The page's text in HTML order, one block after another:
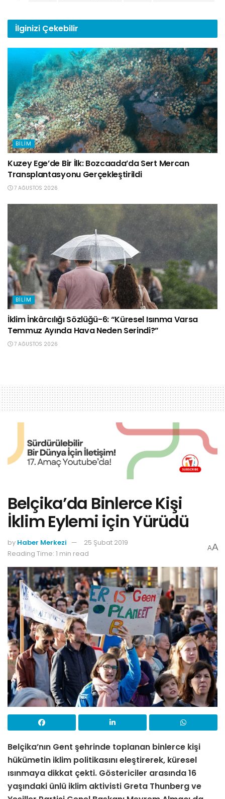
İlginizi Çekebilir
BILIM
Kuzey Ege’de Bir İlk: Bozcaada’da Sert Mercan
Transplantasyonu Gerçekleştirildi
7 AĞUSTOS 2026
BILIM
İklim İnkârcılığı Sözlüğü-6: “Küresel Isınma Varsa
Temmuz Ayında Hava Neden Serindi?”
7 AĞUSTOS 2026
Belçika’da Binlerce Kişi
İklim Eylemi için Yürüdü
by Haber Merkezi
25 Şubat 2019
Reading Time: 1 min read
AA
Belçika’nın Gent şehrinde toplanan binlerce kişi
hükümetin iklim politikasını eleştirerek, küresel
ısınmaya dikkat çekti. Göstericiler arasında 16
yaşındaki ünlü iklim aktivisti Greta Thunberg ve